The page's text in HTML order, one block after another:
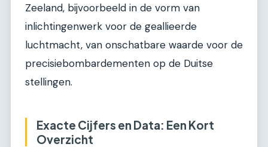
Zeeland, bijvoorbeeld in de vorm van
inlichtingenwerk voor de geallieerde
luchtmacht, van onschatbare waarde voor de
precisiebombardementen op de Duitse
stellingen.
Exacte Cijfers en Data: Een Kort
Overzicht